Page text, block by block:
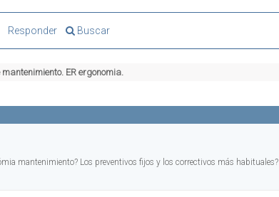
Responder Buscar
mantenimiento. ER ergonomia.
mantenimiento? Los preventivos fijos y los correctivos más habituales?